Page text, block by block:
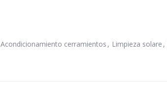
Acondicionamiento cerramientos Limpieza solare